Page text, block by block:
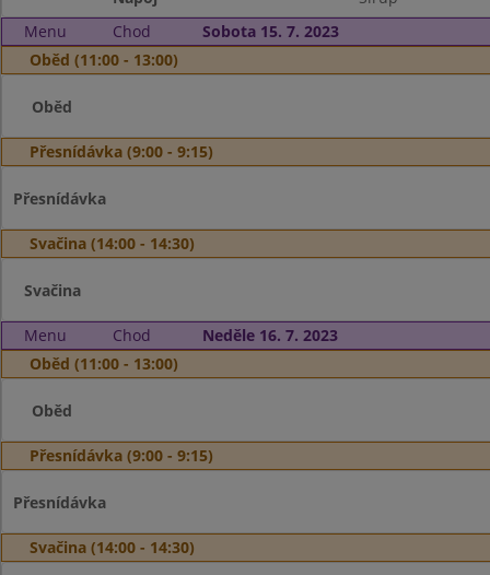
Menu
Chod
Sobota 15. 7. 2023
Oběd (11:00 - 13:00)
Oběd
Přesnídávka (9:00 - 9:15)
Přesnídávka
Svačina (14:00 - 14:30)
Svačina
Menu Chod
Neděle 16. 7. 2023
Oběd (11:00 - 13:00)
Oběd
Přesnídávka (9:00 - 9:15)
Přesnídávka
Svačina (14:00 - 14:30)